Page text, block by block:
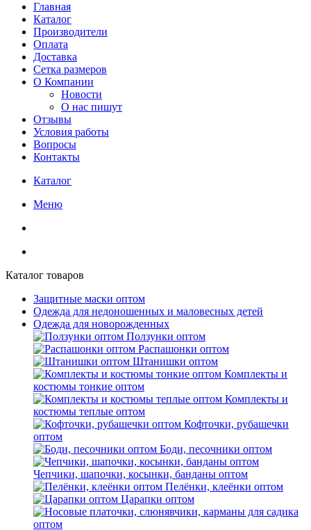
Главная
Каталог
Производители
Оплата
Доставка
Сетка размеров
О Компании
Новости
О нас пишут
Отзывы
Условия работы
Вопросы
Контакты
Каталог
Меню
Каталог товаров
Защитные маски оптом
Одежда для недоношенных и маловесных детей
Одежда для новорожденных
Ползунки оптом
Распашонки оптом
Штанишки оптом
Комплекты и
костюмы тонкие оптом
Комплекты и
костюмы теплые оптом
Кофточки, рубашечки
оптом
Боди, песочники оптом
Чепчики, шапочки, косынки, банданы оптом
Пелёнки, клеёнки оптом
Царапки оптом